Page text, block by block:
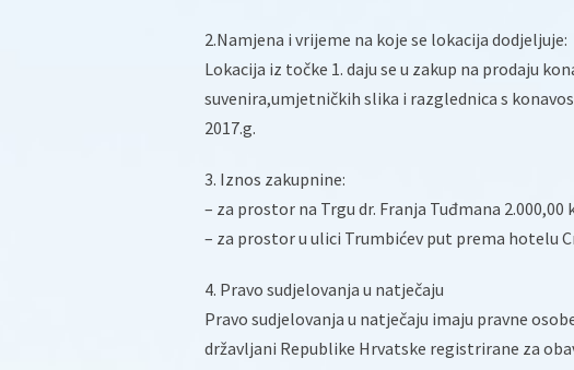
2.Namjena i vrijeme na koje se lokacija dodjeljuje:
Lokacija iz točke 1. daju se u zakup na prodaju
suvenira,umjetničkih slika i razglednica s
2017.g.
3. Iznos zakupnine:
– za prostor na Trgu dr. Franja Tuđmana 2.000,00
– za prostor u ulici Trumbićev put prema hotelu
4. Pravo sudjelovanja u natječaju
Pravo sudjelovanja u natječaju imaju pravne
državljani Republike Hrvatske registrirane za